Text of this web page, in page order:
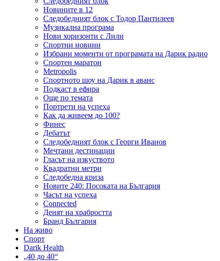
Новините в 12
Следобедният блок с Тодор Пантилеев
Музикална програма
Нови хоризонти с Лили
Спортни новини
Избрани моменти от програмата на Дарик радио
Спортен маратон
Metropolis
Спортното шоу на Дарик в аванс
Подкаст в ефира
Още по темата
Портрети на успеха
Как да живеем до 100?
Финес
Дебатът
Следобедният блок с Георги Иванов
Мечтани дестинации
Гласът на изкуството
Квадратни метри
Следобедна криза
Новите 240: Посоката на България
Часът на успеха
Connected
Денят на храбростта
Бранд България
На живо
Спорт
Darik Health
„40 до 40“